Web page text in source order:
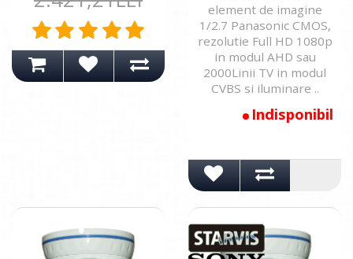
element de imagine
1/2.7 Panasonic CMOS,
rezolutie Full HD 1080p
in modul AHD sau
2000Linii TV in modul
CVBS si iluminare ..
Indisponibil